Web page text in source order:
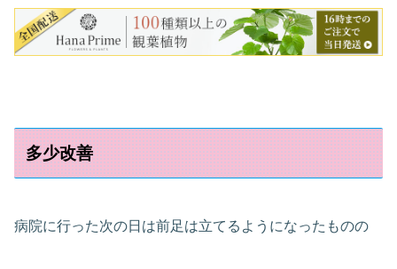
多少改善
病院に行った次の日は前足は立てるようになったものの